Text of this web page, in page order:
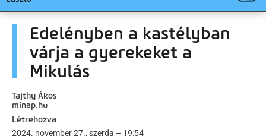
Edelényben a kastélyban
várja a gyerekeket a
Mikulás
Tajthy Ákos
minap.hu
Létrehozva
2024. november 27., szerda – 19:54